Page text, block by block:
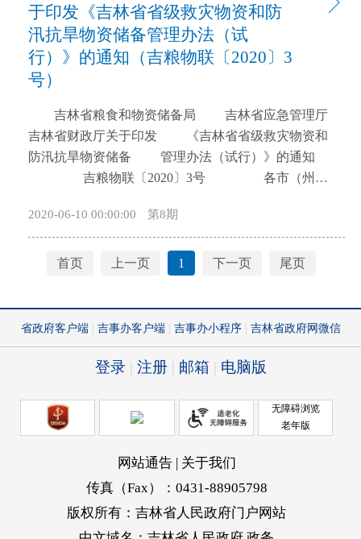
用保证基金工作要求，经省粮食和储备局、省财政
厅、吉林银保监局、省农发行四部门共同研究，制定
了《吉林省粮食收购贷款信用保证基金管理实施办
法》，现印发给你们，请认真学习，抓好贯彻落实，
切实利用好基金增信贷款政策，解决企业“有钱收粮”
和农民“卖粮难”问题。 吉林省粮食和物资储
备局 吉林省财政厅 中国银行保险监督管理委
员会吉林监管局 中国农业发展银行吉林省分行
2020年2月24日 吉林省粮食收购贷款信
省粮食收购贷款信用保证基金（以下简称“信保基
金”）管理，保障运行安全，有效解决农民“卖粮难”问
题，促进信保基金增信贷款业务健康发展，根据中国
用保证基金实施方案〉的通知》（农发银发〔2016〕
302号）、国家发改委等11部委联合下发的《关于认真
开展2019年度粮食安全省长责任制考核工作的通知》
就按市场化原则完善信保基金政策，制定本实施办
法。 第一章 总 则 第一条信保基金是指由政
立，缴存于农发行账户，专项用于防范和缓释银行对
缴纳使用信用保证金企业发放贷款所形成的信贷风险
的引导性补偿资金。 第二条信保基金管理应遵循
政府主导、服务改革、企业自愿、银企合作、统一管
于印发《吉林省省级救灾物资和防
汛抗旱物资储备管理办法（试
行）》的通知（吉粮物联〔2020〕3
号）
吉林省粮食和物资储备局 吉林省应急管理厅
吉林省财政厅关于印发 《吉林省省级救灾物资和
防汛抗旱物资储备 管理办法（试行）》的通知
委会应急管理局、财政局，各县（市、区）粮食和物
资储备局、应急管理局、财政局： 为规范省级救
灾物资和防汛抗旱物资储备管理工作，提高应急救灾
灾物资和防汛抗旱物资储备管理办法（试行）》，现
印发给你们，请遵照执行。 吉林省粮食和物
资储备局 吉林省应急管理厅 吉林省财政厅
汛抗旱物资 储备管理办法（试行） 第
一章 总 则 第一条为提高救灾和抢险应急能力，
物资需求，规范省级救灾物资和防汛抗旱物资储备、
调用及经费管理，依据《中华人民共和国突发事件应
对法》《中华人民共和国预算法》《中华人民共和国
防洪法》《自然灾害救助条例》《中华人民共和国防
2020-06-10 00:00:00 第8期
首页 上一页 1 下一页 尾页